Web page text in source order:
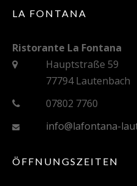
LA FONTANA
Ristorante La Fontana
Hauptstraße 59
77794 Lautenbach
07802 7760
info@lafontana-
ÖFFNUNGSZEITEN